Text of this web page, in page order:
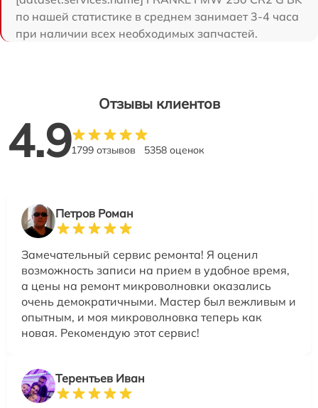
по нашей статистике в среднем занимает 3-4 часа
при наличии всех необходимых запчастей.
Отзывы клиентов
4.91799 отзывов 5358 оценок
Петров Роман
Замечательный сервис ремонта! Я оценил
возможность записи на прием в удобное время,
а цены на ремонт микроволновки оказались
очень демократичными. Мастер был вежливым и
опытным, и моя микроволновка теперь как
новая. Рекомендую этот сервис!
Терентьев Иван